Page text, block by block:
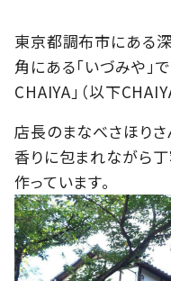
東京都調布市にある
角にある「いづみや
CHAIYA」（以下
店長のまなべさほりさ
香りに包まれながら丁
作っています。